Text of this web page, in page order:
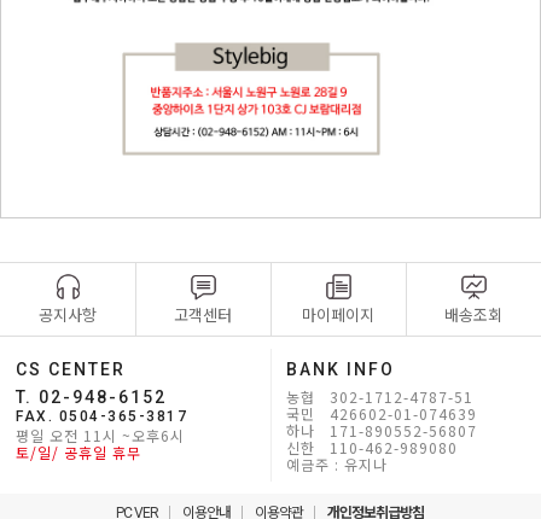
공지사항 고객센터 마이페이지 배송조회
CS CENTER
T. 02-948-6152
FAX. 0504-365-3817
평일 오전 11시 ~오후6시
토/일/ 공휴일 휴무
BANK INFO
농협 302-1712-4787-51
국민 426602-01-074639
하나 171-890552-56807
신한 110-462-989080
예금주 : 유지나
PC VER 이용안내 이용약관 개인정보취급방침